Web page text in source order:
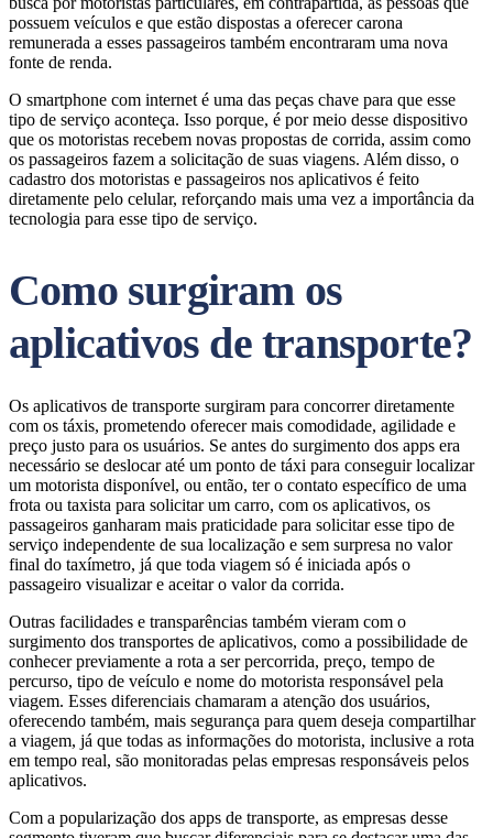
possuem veículos e que estão dispostas a oferecer carona
remunerada a esses passageiros também encontraram uma nova
fonte de renda.
O smartphone com internet é uma das peças chave para que esse
tipo de serviço aconteça. Isso porque, é por meio desse dispositivo
que os motoristas recebem novas propostas de corrida, assim como
os passageiros fazem a solicitação de suas viagens. Além disso, o
cadastro dos motoristas e passageiros nos aplicativos é feito
diretamente pelo celular, reforçando mais uma vez a importância da
tecnologia para esse tipo de serviço.
Como surgiram os
aplicativos de transporte?
Os aplicativos de transporte surgiram para concorrer diretamente
com os táxis, prometendo oferecer mais comodidade, agilidade e
preço justo para os usuários. Se antes do surgimento dos apps era
necessário se deslocar até um ponto de táxi para conseguir localizar
um motorista disponível, ou então, ter o contato específico de uma
frota ou taxista para solicitar um carro, com os aplicativos, os
passageiros ganharam mais praticidade para solicitar esse tipo de
serviço independente de sua localização e sem surpresa no valor
final do taxímetro, já que toda viagem só é iniciada após o
passageiro visualizar e aceitar o valor da corrida.
Outras facilidades e transparências também vieram com o
surgimento dos transportes de aplicativos, como a possibilidade de
conhecer previamente a rota a ser percorrida, preço, tempo de
percurso, tipo de veículo e nome do motorista responsável pela
viagem. Esses diferenciais chamaram a atenção dos usuários,
oferecendo também, mais segurança para quem deseja compartilhar
a viagem, já que todas as informações do motorista, inclusive a rota
em tempo real, são monitoradas pelas empresas responsáveis pelos
aplicativos.
Com a popularização dos apps de transporte, as empresas desse